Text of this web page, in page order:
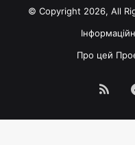
© Copyright 2026, All
Про цей
RSS